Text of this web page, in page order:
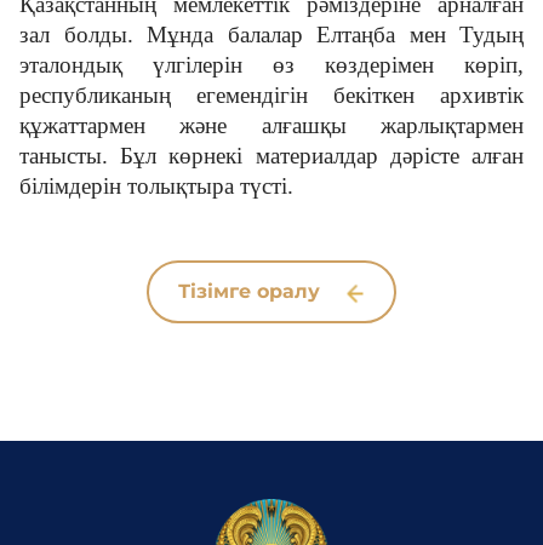
зал болды. Мұнда балалар Елтаңба мен Тудың
эталондық үлгілерін өз көздерімен көріп,
республиканың егемендігін бекіткен архивтік
құжаттармен және алғашқы жарлықтармен
танысты. Бұл көрнекі материалдар дәрісте алған
білімдерін толықтыра түсті.
Тізімге оралу